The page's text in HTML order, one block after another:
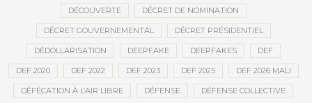
DÉCOUVERTE DÉCRET DE NOMINATION
DÉCRET GOUVERNEMENTAL DÉCRET PRÉSIDENTIEL
DÉDOLLARISATION DEEPFAKE DEEPFAKES DEF
DEF 2020 DEF 2022 DEF 2023 DEF 2025 DEF 2026 MALI
DÉFÉCATION À L’AIR LIBRE DÉFENSE DÉFENSE COLLECTIVE